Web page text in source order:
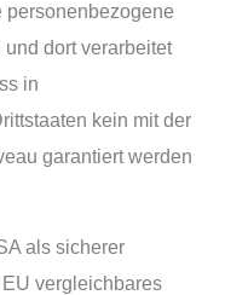
personenbezogene
dort verarbeitet
in
kein mit der
garantiert werden
als sicherer
vergleichbares